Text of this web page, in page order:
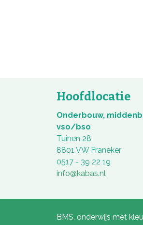
Hoofdlocatie
Onderbouw,
vso/bso
Tuinen 28
8801 VW Franeker
0517 - 39 22 19
info@kabas.nl
BMS, onderwijs met